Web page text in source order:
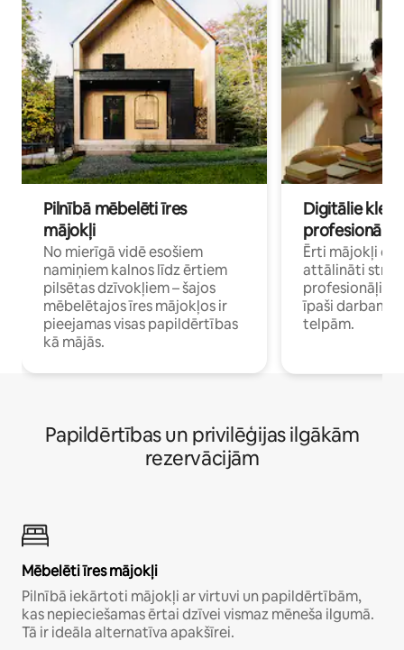
Pilnībā mēbelēti īres
mājokļi
No mierīgā vidē esošiem
namiņiem kalnos līdz ērtiem
pilsētas dzīvokļiem – šajos
mēbelētajos īres mājokļos ir
pieejamas visas papildērtības
kā mājās.
Digitālie
profesionāļi
Ērti mājokļi
attālināti
īpaši darbam
telpām.
Papildērtības un privilēģijas ilgākām
rezervācijām
Mēbelēti īres mājokļi
Pilnībā iekārtoti mājokļi ar virtuvi un papildērtībām,
kas nepieciešamas ērtai dzīvei vismaz mēneša ilgumā.
Tā ir ideāla alternatīva apakšīrei.